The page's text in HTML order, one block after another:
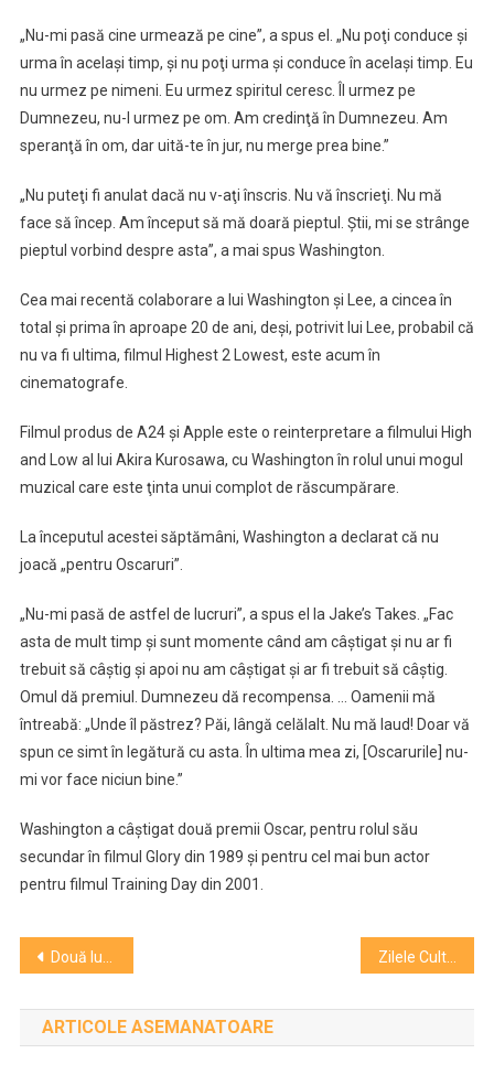
„Nu-mi pasă cine urmează pe cine”, a spus el. „Nu poţi conduce şi
urma în acelaşi timp, şi nu poţi urma şi conduce în acelaşi timp. Eu
nu urmez pe nimeni. Eu urmez spiritul ceresc. Îl urmez pe
Dumnezeu, nu-l urmez pe om. Am credinţă în Dumnezeu. Am
speranţă în om, dar uită-te în jur, nu merge prea bine.”
„Nu puteţi fi anulat dacă nu v-aţi înscris. Nu vă înscrieţi. Nu mă
face să încep. Am început să mă doară pieptul. Ştii, mi se strânge
pieptul vorbind despre asta”, a mai spus Washington.
Cea mai recentă colaborare a lui Washington şi Lee, a cincea în
total şi prima în aproape 20 de ani, deşi, potrivit lui Lee, probabil că
nu va fi ultima, filmul Highest 2 Lowest, este acum în
cinematografe.
Filmul produs de A24 şi Apple este o reinterpretare a filmului High
and Low al lui Akira Kurosawa, cu Washington în rolul unui mogul
muzical care este ţinta unui complot de răscumpărare.
La începutul acestei săptămâni, Washington a declarat că nu
joacă „pentru Oscaruri”.
„Nu-mi pasă de astfel de lucruri”, a spus el la Jake’s Takes. „Fac
asta de mult timp şi sunt momente când am câştigat şi nu ar fi
trebuit să câştig şi apoi nu am câştigat şi ar fi trebuit să câştig.
Omul dă premiul. Dumnezeu dă recompensa. … Oamenii mă
întreabă: „Unde îl păstrez? Păi, lângă celălalt. Nu mă laud! Doar vă
spun ce simt în legătură cu asta. În ultima mea zi, [Oscarurile] nu-
mi vor face niciun bine.”
Washington a câştigat două premii Oscar, pentru rolul său
secundar în filmul Glory din 1989 şi pentru cel mai bun actor
pentru filmul Training Day din 2001.
Navigare
în
articole
Două lungmetraje din competiţia oficială a Festivalului Internaţional de la Locarno, premiate pentru actorie Zilele Culturale Maghiare. Programul zilelor de 19, 20 și 21 august
ARTICOLE ASEMANATOARE